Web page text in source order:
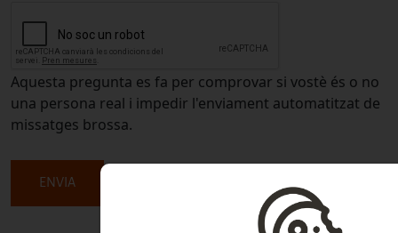
Aquesta pregunta es fa per comprovar si vostè és o no
una persona real i impedir l'enviament automatitzat de
missatges brossa.